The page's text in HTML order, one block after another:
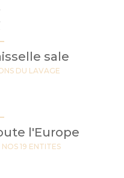
sale
DU LAVAGE
l'Europe
19 ENTITES